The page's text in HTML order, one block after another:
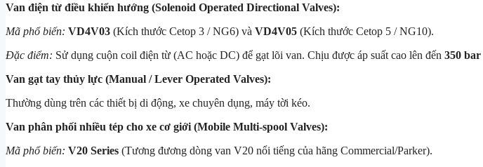
Van điện từ điều khiển hướng (Solenoid Operated Directional Valves):
Mã phổ biến: VD4V03 (Kích thước Cetop 3 / NG6) và VD4V05 (Kích thước Cetop 5 / NG10).
Đặc điểm: Sử dụng cuộn coil điện từ (AC hoặc DC) để gạt lõi van. Chịu được áp suất cao lên đến 350 bar
Van gạt tay thủy lực (Manual / Lever Operated Valves):
Thường dùng trên các thiết bị di động, xe chuyên dụng, máy tời kéo.
Van phân phối nhiều tép cho xe cơ giới (Mobile Multi-spool Valves):
Mã phổ biến: V20 Series (Tương đương dòng van V20 nổi tiếng của hãng Commercial/Parker).